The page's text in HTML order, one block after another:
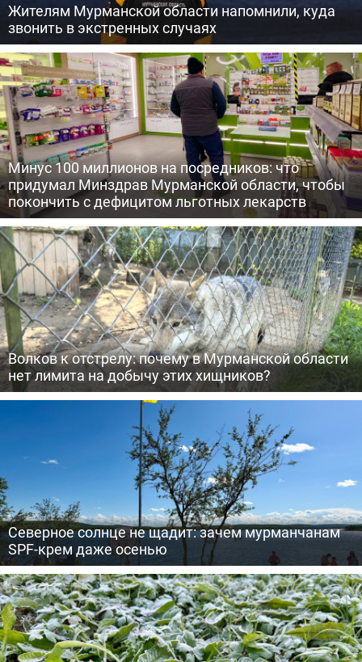
Жителям Мурманской области напомнили, куда
звонить в экстренных случаях
Минус 100 миллионов на посредников: что
придумал Минздрав Мурманской области, чтобы
покончить с дефицитом льготных лекарств
Волков к отстрелу: почему в Мурманской области
нет лимита на добычу этих хищников?
Северное солнце не щадит: зачем мурманчанам
SPF-крем даже осенью